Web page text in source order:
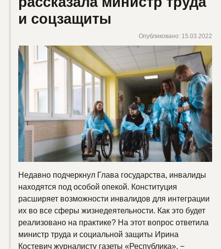
и соцзащиты
Опубликовано: 15.03.2022
Недавно подчеркнул Глава государства, инвалиды
находятся под особой опекой. Конституция
расширяет возможности инвалидов для интеграции
их во все сферы жизнедеятельности. Как это будет
реализовано на практике? На этот вопрос ответила
министр труда и социальной защиты Ирина
Костевич журналисту газеты «Республика». −